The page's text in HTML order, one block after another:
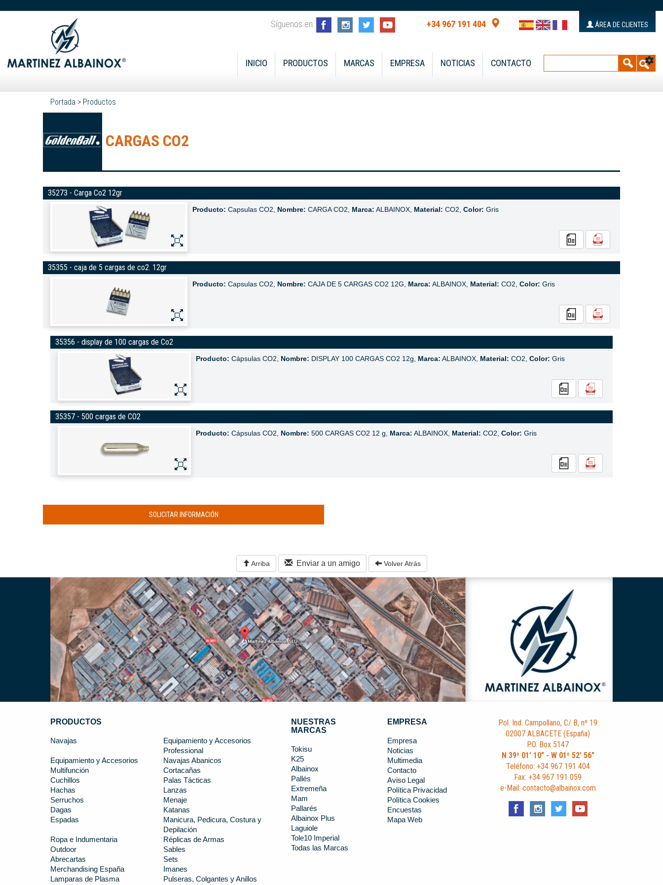
Síguenos en: +34 967 191 404 ÁREA DE CLIENTES
INICIO PRODUCTOS MARCAS EMPRESA NOTICIAS CONTACTO
Portada > Productos
CARGAS CO2
35273 - Carga Co2 12gr
Producto: Capsulas CO2, Nombre: CARGA CO2, Marca: ALBAINOX, Material: CO2, Color: Gris
35355 - caja de 5 cargas de co2. 12gr
Producto: Capsulas CO2, Nombre: CAJA DE 5 CARGAS CO2 12G, Marca: ALBAINOX, Material: CO2, Color: Gris
35356 - display de 100 cargas de Co2
Producto: Cápsulas CO2, Nombre: DISPLAY 100 CARGAS CO2 12g, Marca: ALBAINOX, Material: CO2, Color: Gris
35357 - 500 cargas de CO2
Producto: Cápsulas CO2, Nombre: 500 CARGAS CO2 12 g, Marca: ALBAINOX, Material: CO2, Color: Gris
SOLICITAR INFORMACIÓN
Arriba Enviar a un amigo Volver Atrás
PRODUCTOS
Navajas
Equipamiento y Accesorios
Professional
Equipamiento y Accesorios
Navajas Abanicos
Multifunción
Cortacañas
Cuchillos
Palas Tácticas
Hachas
Lanzas
Serruchos
Menaje
Dagas
Katanas
Espadas
Manicura, Pedicura, Costura y
Depilación
Ropa e Indumentaria
Réplicas de Armas
Outdoor
Sables
Abrecartas
Sets
Merchandising España
Imanes
Lamparas de Plasma
Pulseras, Colgantes y Anillos
NUESTRAS
MARCAS
Tokisu
K25
Albainox
Pallés
Extremeña
Mam
Pallarés
Albainox Plus
Laguiole
Tole10 Imperial
Todas las Marcas
EMPRESA
Empresa
Noticias
Multimedia
Contacto
Aviso Legal
Política Privacidad
Política Cookies
Encuestas
Mapa Web
Pol. Ind. Campollano, C/ B, nº 19
02007 ALBACETE (España)
P.O. Box 5147
N 39º 01’ 10” - W 01º 52’ 56”
Teléfono: +34 967 191 404
Fax: +34 967 191 059
e-Mail: contacto@albainox.com